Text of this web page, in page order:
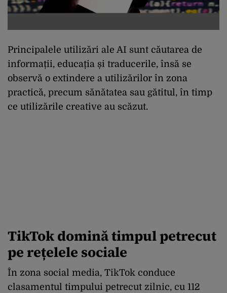
Principalele utilizări ale AI sunt căutarea de
informații, educația și traducerile, însă se
observă o extindere a utilizărilor în zona
practică, precum sănătatea sau gătitul, în timp
ce utilizările creative au scăzut.
TikTok domină timpul petrecut
pe rețelele sociale
În zona social media, TikTok conduce
clasamentul timpului petrecut zilnic, cu 112